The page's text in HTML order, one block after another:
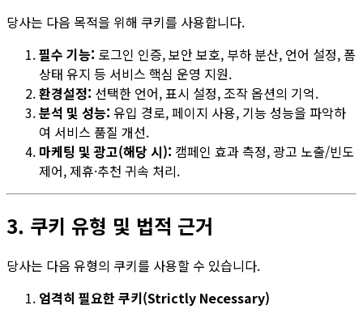
당사는 다음 목적을 위해 쿠키를 사용합니다.
필수 기능: 로그인 인증, 보안 보호, 부하 분산, 언어 설정, 폼
상태 유지 등 서비스 핵심 운영 지원.
환경설정: 선택한 언어, 표시 설정, 조작 옵션의 기억.
분석 및 성능: 유입 경로, 페이지 사용, 기능 성능을 파악하
여 서비스 품질 개선.
마케팅 및 광고(해당 시): 캠페인 효과 측정, 광고 노출/빈도
제어, 제휴·추천 귀속 처리.
3. 쿠키 유형 및 법적 근거
당사는 다음 유형의 쿠키를 사용할 수 있습니다.
엄격히 필요한 쿠키(Strictly Necessary)